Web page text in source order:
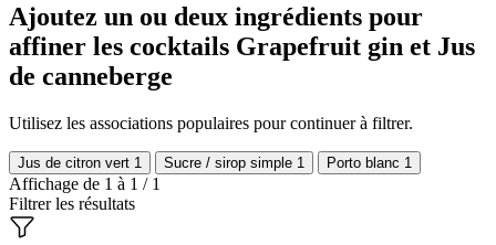
Ajoutez un ou deux ingrédients pour
affiner les cocktails Grapefruit gin et Jus
de canneberge
Utilisez les associations populaires pour continuer à filtrer.
Jus de citron vert 1 Sucre / sirop simple 1 Porto blanc 1
Affichage de 1 à 1 / 1
Filtrer les résultats